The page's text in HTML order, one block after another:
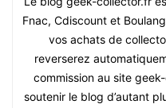
Fnac, Cdiscount et
vos achats de
reverserez
commission au site
soutenir le blog d’autant